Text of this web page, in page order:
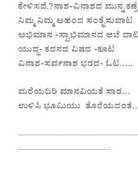
ಕೇಳಿಸದೆ.?ನಾಶ-ವಿನಾಶದ ಮುನ್ನ
ನಿಮ್ಮ ನಿಮ್ಮ ಅಹಂದ ಸಂತೈಸುವಾಟ
ಅಭಿಮಾನ -ಸ್ವಾಭಿಮಾನದ ಆಚೆ
ಯುದ್ಧ- ಕದನದ ವಿಷದ -ಕೂಟ
ವಿನಾಶ-ಸರ್ವನಾಶ ಭರದ- ಓಟ…..
ಮರೆಯದಿರಿ ಮಾನವಿಯತೆ‌ ಸಾರ…
ಉಳಿಸಿ ಭೂಮಿಯು
——————————-